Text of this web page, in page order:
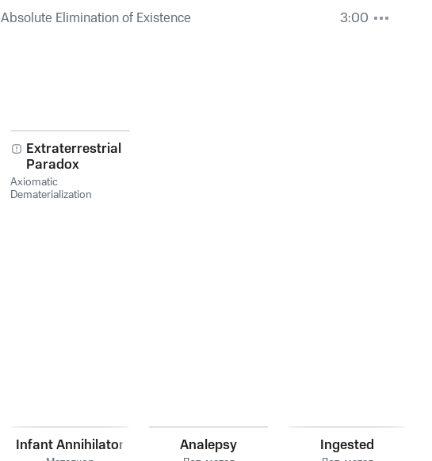
Absolute Elimination of Existence 3:00
Extraterrestrial
Paradox
Axiomatic
Dematerialization
Infant Annihilator Analepsy Ingested